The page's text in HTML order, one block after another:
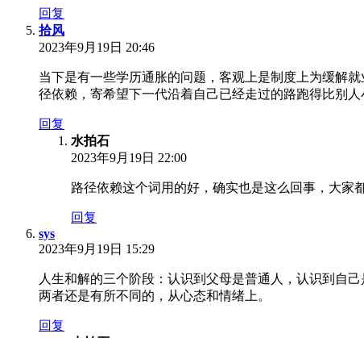
回复
拾风
2023年9月19日 20:46
当下是有一些学历通胀的问题，客观上是制度上为缓解
径依赖，寄希望下一代沿着自己已经走过的路跑得比别
回复
水拍石
2023年9月19日 22:00
路径依赖这个词用的好，确实也是这么回事，大家
回复
sys
2023年9月19日 15:29
人生和解的三个阶段：认识到父母是普通人，认识到自
两者还是有所不同的，从心态和情绪上。
回复